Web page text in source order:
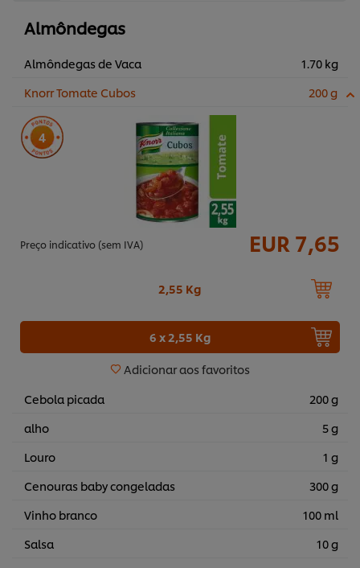
Almôndegas
Almôndegas de Vaca
1.70 kg
Knorr Tomate Cubos
200 g
4
Preço indicativo (sem IVA) EUR 7,65
2,55 Kg
6 x 2,55 Kg
Adicionar aos favoritos
Cebola picada
200 g
alho
5 g
Louro
1 g
Cenouras baby congeladas
300 g
Vinho branco
100 ml
Salsa
10 g